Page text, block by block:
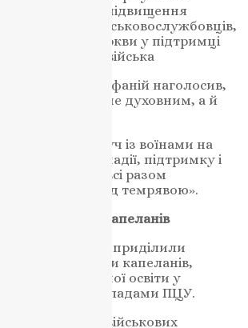
служби, підвищення
опіки військовослужбовців,
ролі Церкви у підтримці
українського війська
Епіфаній наголосив,
є не лише духовним, а й
стоять поруч із воїнами на
слово Божої надії, підтримку і
служіння ми всі разом
світла над темрявою».
підготовка капеланів
зустрічі приділили
підготовки капеланів,
духовної освіти у
закладами ПЦУ.
роль і місію військових